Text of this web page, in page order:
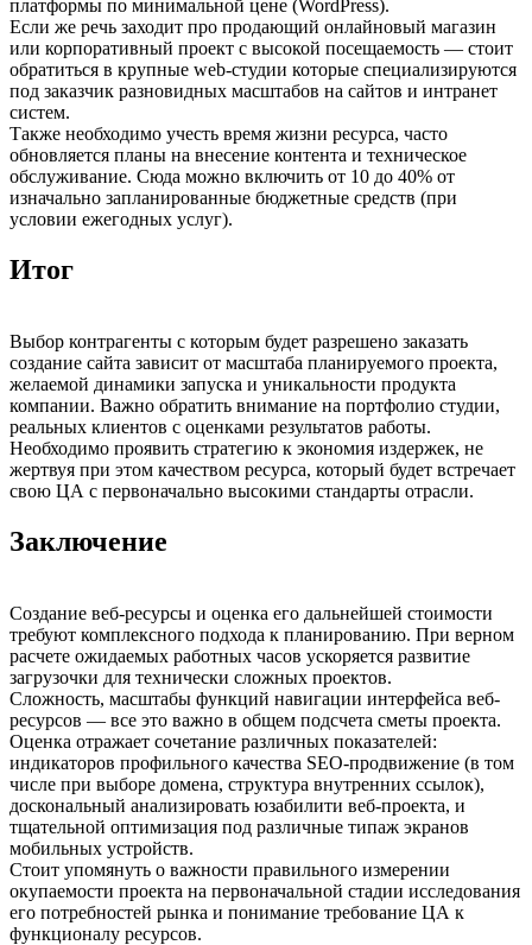
платформы по минимальной цене (WordPress).
Если же речь заходит про продающий онлайновый магазин
или корпоративный проект с высокой посещаемость — стоит
обратиться в крупные web-студии которые специализируются
под заказчик разновидных масштабов на сайтов и интранет
систем.
Также необходимо учесть время жизни ресурса, часто
обновляется планы на внесение контента и техническое
обслуживание. Сюда можно включить от 10 до 40% от
изначально запланированные бюджетные средств (при
условии ежегодных услуг).
Итог
Выбор контрагенты с которым будет разрешено заказать
создание сайта зависит от масштаба планируемого проекта,
желаемой динамики запуска и уникальности продукта
компании. Важно обратить внимание на портфолио студии,
реальных клиентов с оценками результатов работы.
Необходимо проявить стратегию к экономия издержек, не
жертвуя при этом качеством ресурса, который будет встречает
свою ЦА с первоначально высокими стандарты отрасли.
Заключение
Создание веб-ресурсы и оценка его дальнейшей стоимости
требуют комплексного подхода к планированию. При верном
расчете ожидаемых работных часов ускоряется развитие
загрузочки для технически сложных проектов.
Сложность, масштабы функций навигации интерфейса веб-
ресурсов — все это важно в общем подсчета сметы проекта.
Оценка отражает сочетание различных показателей:
индикаторов профильного качества SEO-продвижение (в том
числе при выборе домена, структура внутренних ссылок),
доскональный анализировать юзабилити веб-проекта, и
тщательной оптимизация под различные типаж экранов
мобильных устройств.
Стоит упомянуть о важности правильного измерении
окупаемости проекта на первоначальной стадии исследования
его потребностей рынка и понимание требование ЦА к
функционалу ресурсов.